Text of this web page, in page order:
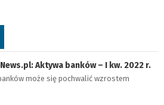
Aktywa banków – I kw. 2022 r.
może się pochwalić wzrostem